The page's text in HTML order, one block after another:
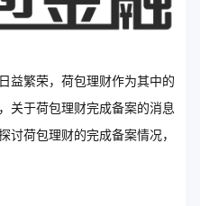
益繁荣，荷包理财作为其中的
关于荷包理财完成备案的消息
讨荷包理财的完成备案情况，